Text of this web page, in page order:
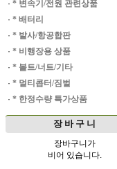
· * 변속기/전원 관련상품
· * 배터리
· * 발사/항공합판
· * 비행장용 상품
· * 볼트/너트/기타
· * 멀티콥터/짐벌
· * 한정수량 특가상품
장 바 구 니
장바구니가
비어 있습니다.